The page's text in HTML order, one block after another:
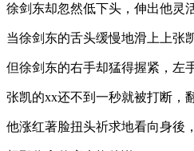
徐剑东却忽然低下头，伸出他灵
当徐剑东的舌头缓慢地滑上上张
但徐剑东的右手却猛得握紧，左
张凯的xx还不到一秒就被打断，
他涨红著脸扭头祈求地看向身後